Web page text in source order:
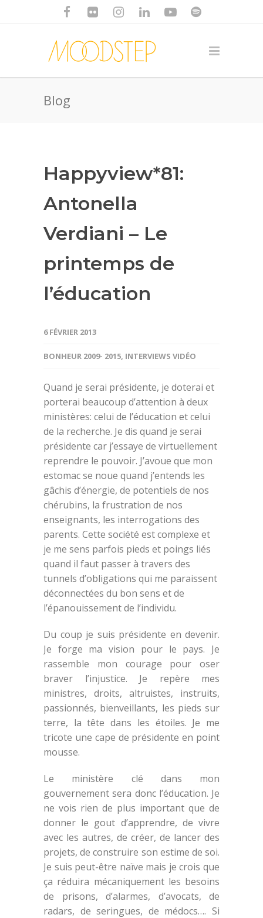
Blog
Happyview*81:
Antonella
Verdiani – Le
printemps de
l’éducation
6 FÉVRIER 2013
BONHEUR 2009- 2015, INTERVIEWS VIDÉO
Quand je serai présidente, je doterai et
porterai beaucoup d’attention à deux
ministères: celui de l’éducation et celui
de la recherche. Je dis quand je serai
présidente car j’essaye de virtuellement
reprendre le pouvoir. J’avoue que mon
estomac se noue quand j’entends les
gâchis d’énergie, de potentiels de nos
chérubins, la frustration de nos
enseignants, les interrogations des
parents. Cette société est complexe et
je me sens parfois pieds et poings liés
quand il faut passer à travers des
tunnels d’obligations qui me paraissent
déconnectées du bon sens et de
l’épanouissement de l’individu.
Du coup je suis présidente en devenir.
Je forge ma vision pour le pays. Je
rassemble mon courage pour oser
braver l’injustice. Je repère mes
ministres, droits, altruistes, instruits,
passionnés, bienveillants, les pieds sur
terre, la tête dans les étoiles. Je me
tricote une cape de présidente en point
mousse.
Le ministère clé dans mon
gouvernement sera donc l’éducation. Je
ne vois rien de plus important que de
donner le gout d’apprendre, de vivre
avec les autres, de créer, de lancer des
projets, de construire son estime de soi.
Je suis peut-être naïve mais je crois que
ça réduira mécaniquement les besoins
de prisons, d’alarmes, d’avocats, de
radars, de seringues, de médocs…. Si